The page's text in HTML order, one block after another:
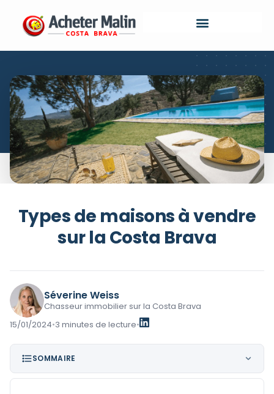
Types de maisons à vendre
sur la Costa Brava
Séverine Weiss
Chasseur immobilier sur la Costa Brava
15/01/2024•3 minutes de lecture•
SOMMAIRE